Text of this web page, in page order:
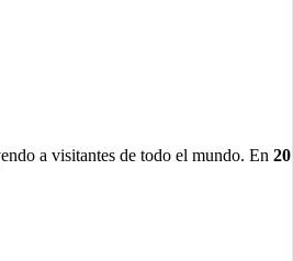
a visitantes de todo el mundo. En